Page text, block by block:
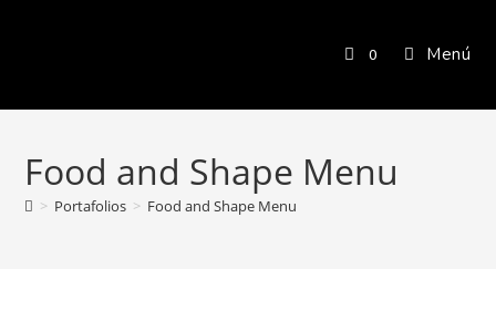
0 Menú
Food and Shape Menu
> Portafolios > Food and Shape Menu